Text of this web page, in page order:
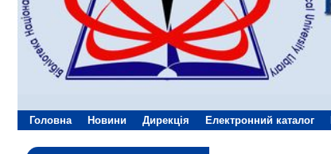
Головна Новини Дирекція Електронний каталог